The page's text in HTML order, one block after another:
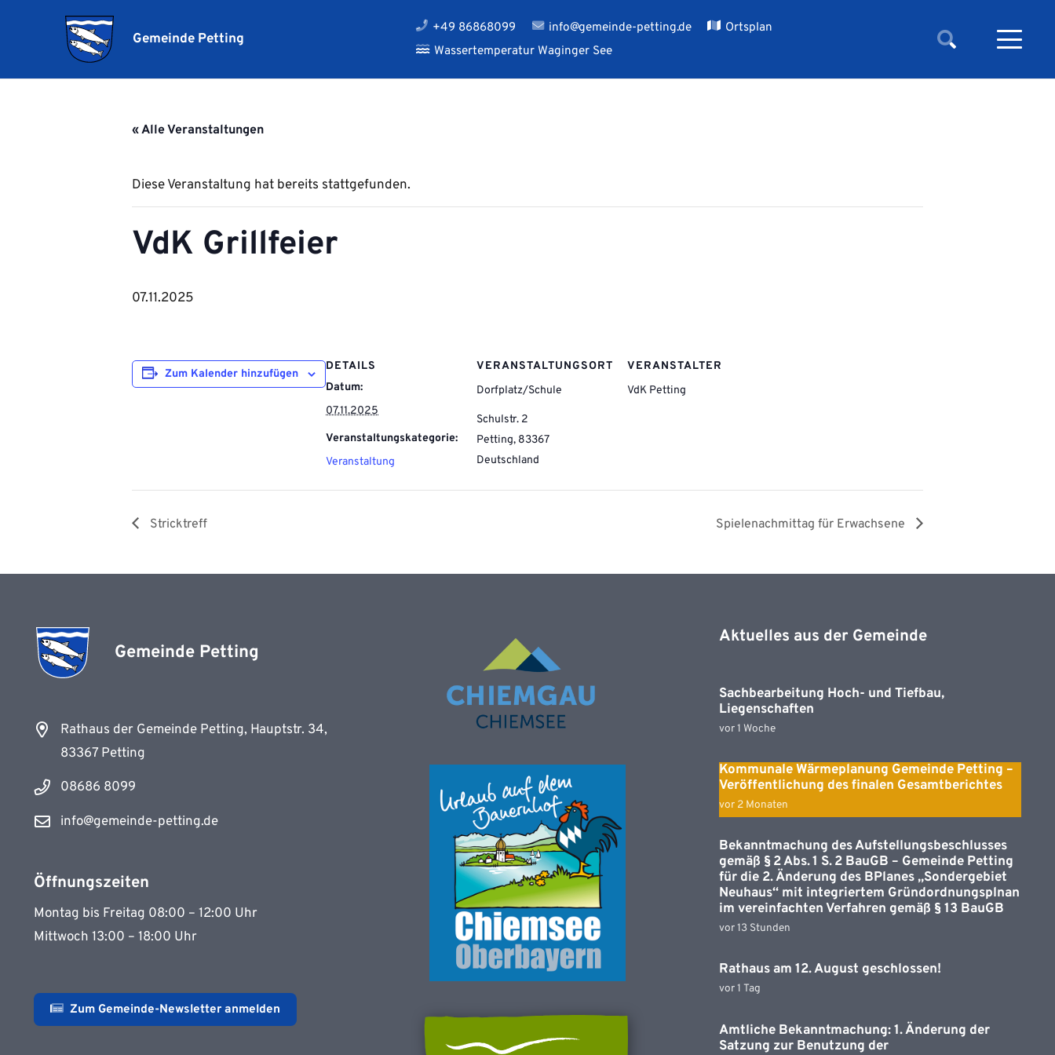
Gemeinde Petting
+49 86868099 info@gemeinde-petting.de
Ortsplan
Wassertemperatur Waginger See
« Alle Veranstaltungen
Diese Veranstaltung hat bereits stattgefunden.
VdK Grillfeier
07.11.2025
Zum Kalender hinzufügen
DETAILS
Datum:
07.11.2025
Veranstaltungskategorie:
Veranstaltung
VERANSTALTUNGSORT
Dorfplatz/Schule
Schulstr. 2
Petting, 83367
Deutschland
VERANSTALTER
VdK Petting
Stricktreff Spielenachmittag für Erwachsene
Gemeinde Petting
Rathaus der Gemeinde Petting, Hauptstr. 34,
83367 Petting
08686 8099
info@gemeinde-petting.de
Öffnungszeiten
Montag bis Freitag 08:00 – 12:00 Uhr
Mittwoch 13:00 – 18:00 Uhr
Zum Gemeinde-Newsletter anmelden
Aktuelles aus der Gemeinde
Sachbearbeitung Hoch- und Tiefbau,
Liegenschaften
vor 1 Woche
Kommunale Wärmeplanung Gemeinde Petting –
Veröffentlichung des finalen Gesamtberichtes
vor 2 Monaten
Bekanntmachung des Aufstellungsbeschlusses
gemäß § 2 Abs. 1 S. 2 BauGB – Gemeinde Petting
für die 2. Änderung des BPlanes „Sondergebiet
Neuhaus“ mit integriertem Gründordnungsplnan
im vereinfachten Verfahren gemäß § 13 BauGB
vor 13 Stunden
Rathaus am 12. August geschlossen!
vor 1 Tag
Amtliche Bekanntmachung: 1. Änderung der
Satzung zur Benutzung der